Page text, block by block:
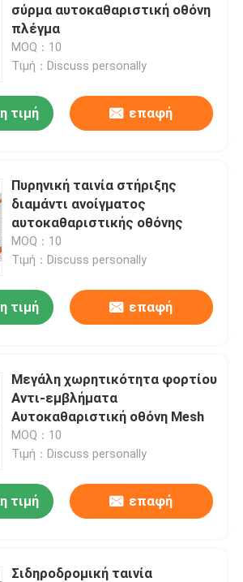
σύρμα αυτοκαθαριστική οθόνη
πλέγμα
MOQ：10
Τιμή：Discuss personally
τιμή επαφή
Πυρηνική ταινία στήριξης
διαμάντι ανοίγματος
αυτοκαθαριστικής οθόνης
MOQ：10
Τιμή：Discuss personally
τιμή επαφή
Μεγάλη χωρητικότητα φορτίου
Αντι-εμβλήματα
Αυτοκαθαριστική οθόνη Mesh
MOQ：10
Τιμή：Discuss personally
τιμή επαφή
Σιδηροδρομική ταινία